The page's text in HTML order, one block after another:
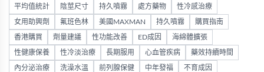
平均值統計 陰莖尺寸 持久噴霧 處方藥物 性冷感治療
女用助興劑 氟班色林 美國MAXMAN 持久噴霧 購買指南
香港購買 劑量建議 性功能改善 ED成因 海綿體擴張
性健康保養 性冷淡治療 長期服用 心血管疾病 藥效持續時間
內分泌治療 洗澡水溫 前列腺保健 中年發福 不育成因